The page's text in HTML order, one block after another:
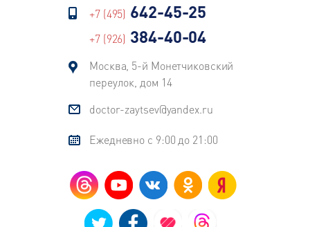
+7 (495) 642-45-25
+7 (926) 384-40-04
Москва, 5-й Монетчиковский
переулок, дом 14
doctor-zaytsev@yandex.ru
Ежедневно с 9:00 до 21:00